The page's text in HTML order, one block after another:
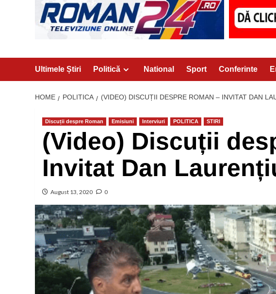
Ultimele Știri Politică National Sport Conferinte
HOME POLITICA (VIDEO) DISCUȚII DESPRE ROMAN – INVITAT DAN
Discuții despre Roman Emisiuni Interviuri POLITICA STIRI
(Video) Discuții
Invitat Dan
August 13, 2020 0